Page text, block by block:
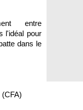
entre
l'idéal pour
dans le